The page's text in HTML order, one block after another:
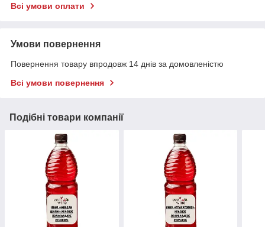
Всі умови оплати
Умови повернення
Повернення товару впродовж 14 днів за домовленістю
Всі умови повернення
Подібні товари компанії